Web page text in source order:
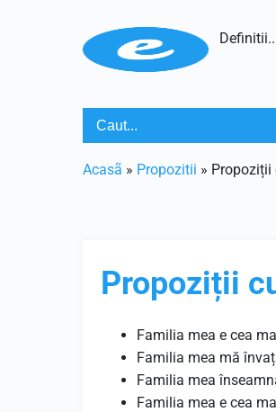
Acasã » Propozitii » Propoziții
Propoziții
Familia mea e cea
Familia mea mă
Familia mea
Familia mea e cea